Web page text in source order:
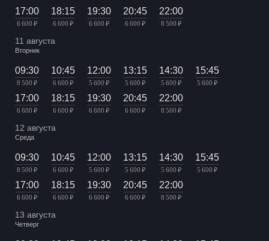
17:00
6 600 ₽
18:15
6 600 ₽
19:30
6 600 ₽
20:45
6 600 ₽
22:00
8 500 ₽
11 августа
Вторник
09:30
8 500 ₽
10:45
6 600 ₽
12:00
5 600 ₽
13:15
5 600 ₽
14:30
5 600 ₽
15:45
5 600 ₽
17:00
6 600 ₽
18:15
6 600 ₽
19:30
6 600 ₽
20:45
6 600 ₽
22:00
8 500 ₽
12 августа
Среда
09:30
8 500 ₽
10:45
6 600 ₽
12:00
5 600 ₽
13:15
5 600 ₽
14:30
5 600 ₽
15:45
5 600 ₽
17:00
6 600 ₽
18:15
6 600 ₽
19:30
6 600 ₽
20:45
6 600 ₽
22:00
8 500 ₽
13 августа
Четверг